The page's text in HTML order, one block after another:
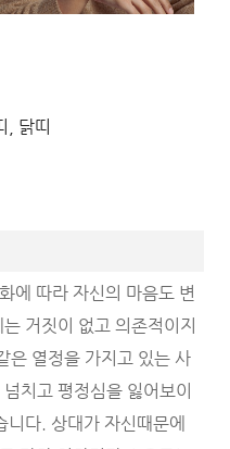
, 닭띠
에 따라 자신의 마음도 변
거짓이 없고 의존적이지
은 열정을 가지고 있는 사
치고 평정심을 잃어보이
다. 상대가 자신때문에